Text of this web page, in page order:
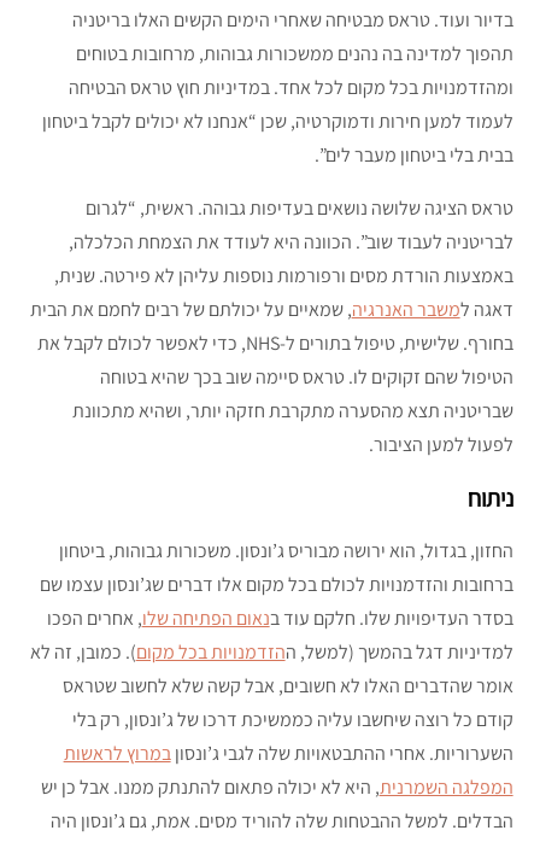
בדיור ועוד. טראס מבטיחה שאחרי הימים הקשים האלו בריטניה
תהפוך למדינה בה נהנים ממשכורות גבוהות, מרחובות בטוחים
ומהזדמנויות בכל מקום לכל אחד. במדיניות חוץ טראס הבטיחה
לעמוד למען חירות ודמוקרטיה, שכן “אנחנו לא יכולים לקבל ביטחון
בבית בלי ביטחון מעבר לים”.
טראס הציגה שלושה נושאים בעדיפות גבוהה. ראשית, “לגרום
לבריטניה לעבוד שוב”. הכוונה היא לעודד את הצמחת הכלכלה,
באמצעות הורדת מסים ורפורמות נוספות עליהן לא פירטה. שנית,
דאגה למשבר האנרגיה, שמאיים על יכולתם של רבים לחמם את הבית
בחורף. שלישית, טיפול בתורים ל-NHS, כדי לאפשר לכולם לקבל את
הטיפול שהם זקוקים לו. טראס סיימה שוב בכך שהיא בטוחה
שבריטניה תצא מהסערה מתקרבת חזקה יותר, ושהיא מתכוונת
לפעול למען הציבור.
ניתוח
החזון, בגדול, הוא ירושה מבוריס ג’ונסון. משכורות גבוהות, ביטחון
ברחובות והזדמנויות לכולם בכל מקום אלו דברים שג’ונסון עצמו שם
בסדר העדיפויות שלו. חלקם עוד בנאום הפתיחה שלו, אחרים הפכו
למדיניות דגל בהמשך (למשל, ההזדמנויות בכל מקום). כמובן, זה לא
אומר שהדברים האלו לא חשובים, אבל קשה שלא לחשוב שטראס
קודם כל רוצה שיחשבו עליה כממשיכת דרכו של ג’ונסון, רק בלי
השערוריות. אחרי ההתבטאויות שלה לגבי ג’ונסוןבמרוץ לראשות
המפלגה השמרנית, היא לא יכולה פתאום להתנתק ממנו. אבל כן יש
הבדלים. למשל ההבטחות שלה להוריד מסים. אמת, גם ג’ונסון היה